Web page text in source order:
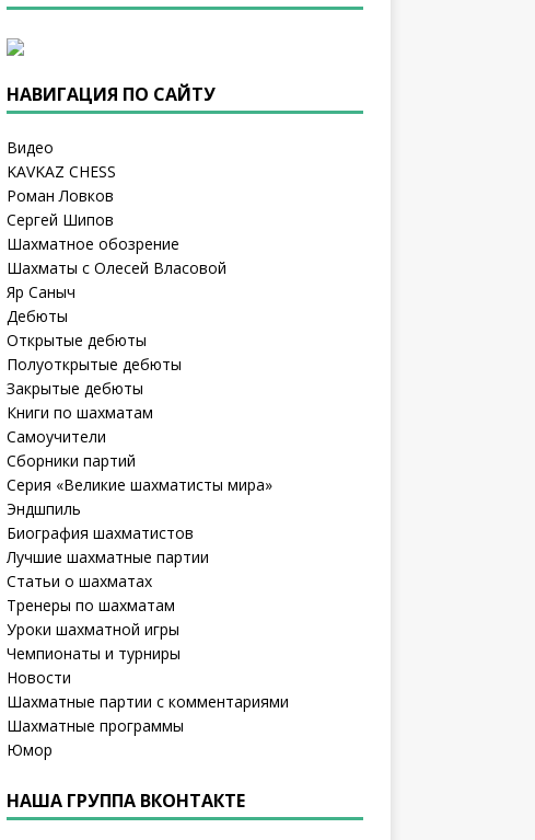
НАВИГАЦИЯ ПО САЙТУ
Видео
KAVKAZ CHESS
Роман Ловков
Сергей Шипов
Шахматное обозрение
Шахматы с Олесей Власовой
Яр Саныч
Дебюты
Открытые дебюты
Полуоткрытые дебюты
Закрытые дебюты
Книги по шахматам
Самоучители
Сборники партий
Серия «Великие шахматисты мира»
Эндшпиль
Биография шахматистов
Лучшие шахматные партии
Статьи о шахматах
Тренеры по шахматам
Уроки шахматной игры
Чемпионаты и турниры
Новости
Шахматные партии с комментариями
Шахматные программы
Юмор
НАША ГРУППА ВКОНТАКТЕ